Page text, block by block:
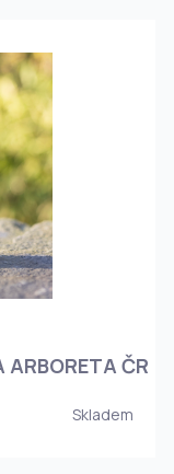
ARBORETA ČR
Skladem